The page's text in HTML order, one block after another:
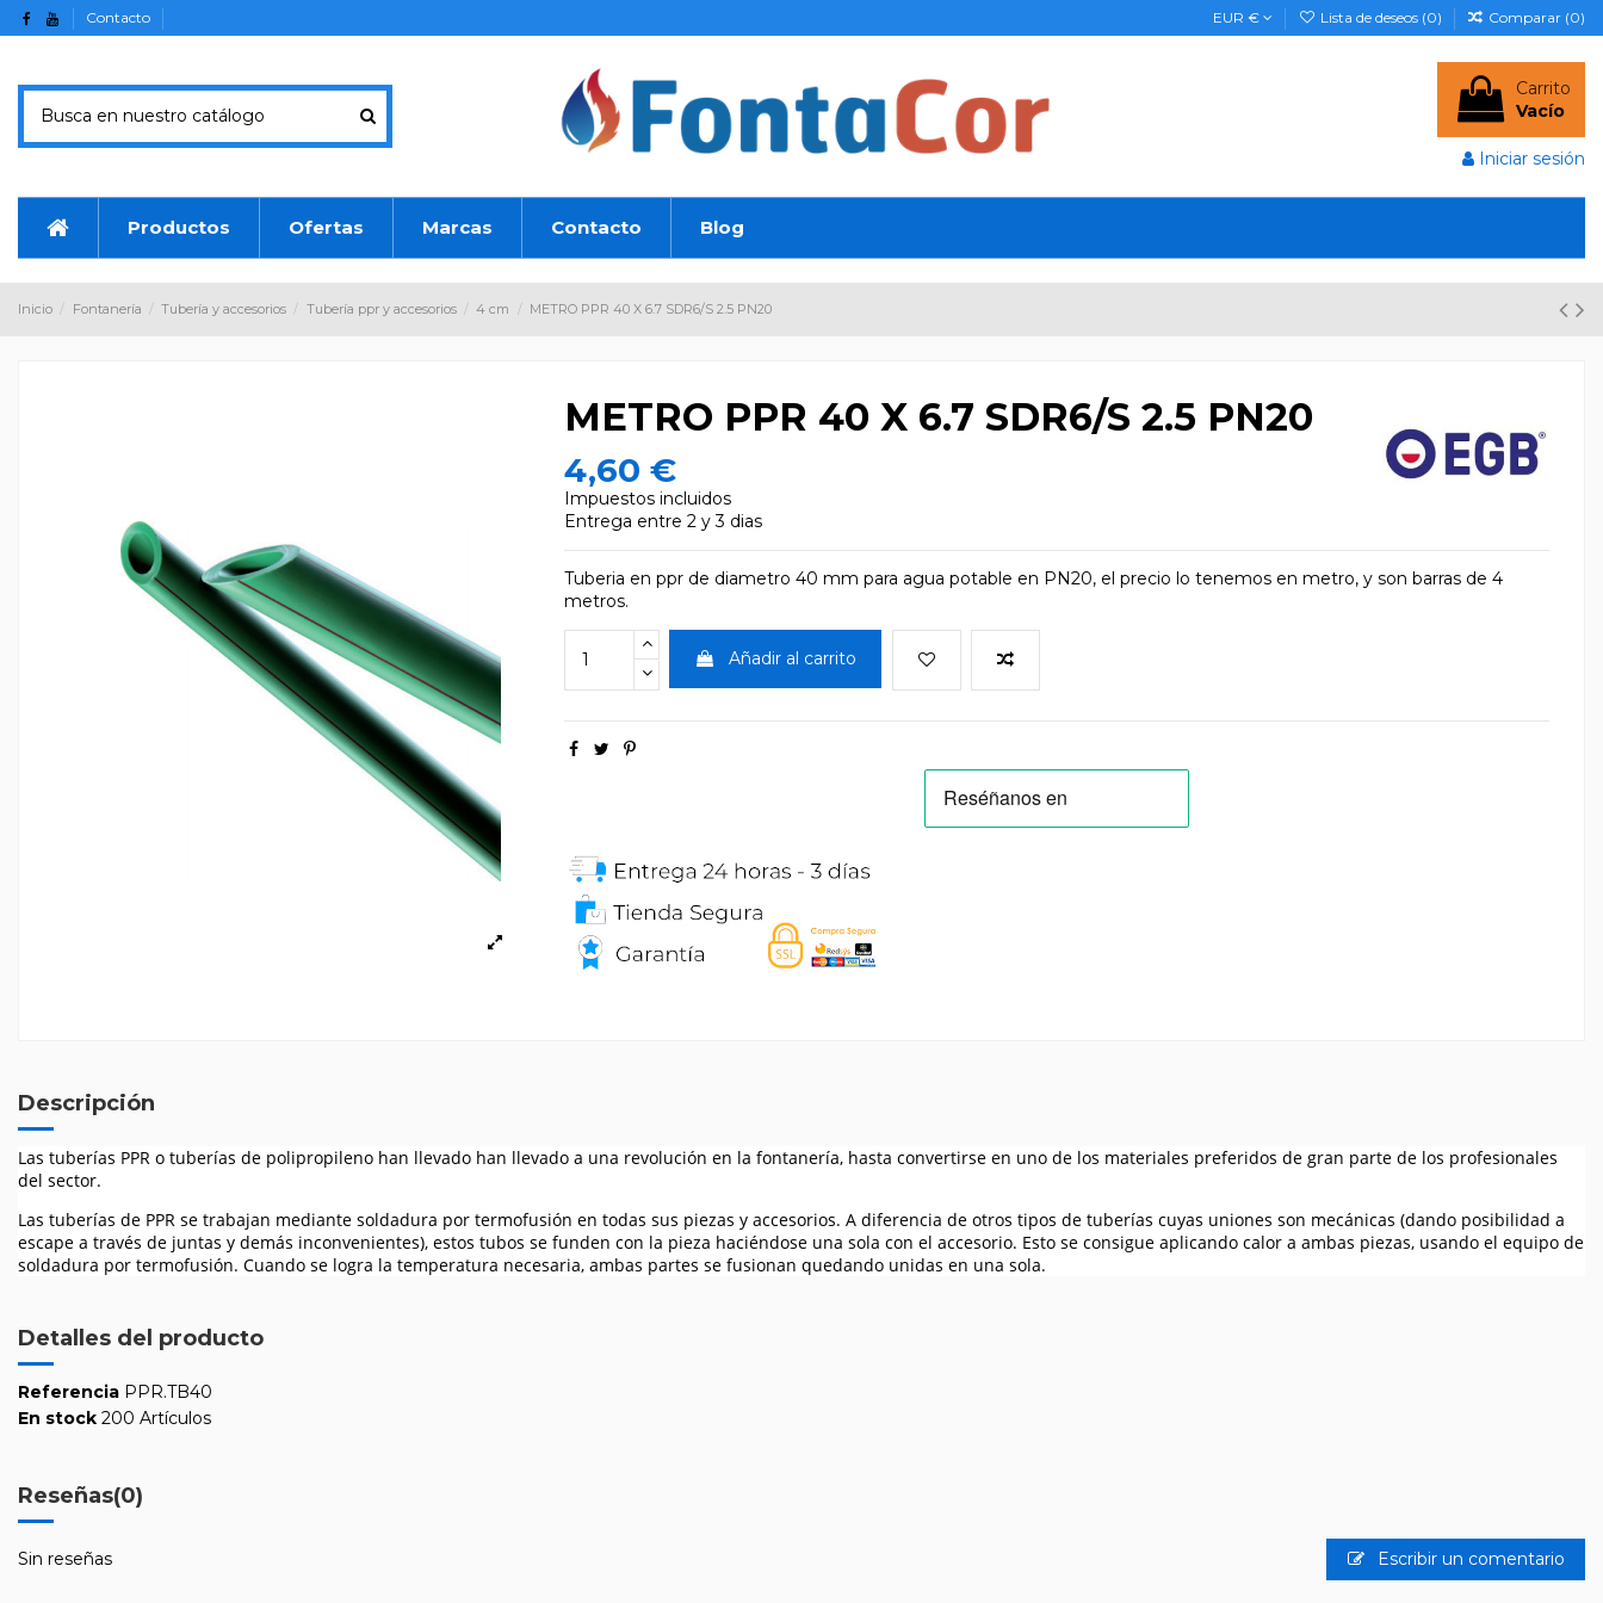
Contacto EUR € Lista de deseos (0) Comparar (0)
Carrito
Vacío
Iniciar sesión
Productos Ofertas Marcas Contacto Blog
Inicio Fontanería Tubería y accesorios Tubería ppr y accesorios 4 cm METRO PPR 40 X 6.7 SDR6/S 2.5 PN20
METRO PPR 40 X 6.7 SDR6/S 2.5 PN20
4,60 €
Impuestos incluidos
Entrega entre 2 y 3 dias
Tuberia en ppr de diametro 40 mm para agua potable en PN20, el precio lo tenemos en metro, y son barras de 4
metros.
Añadir al carrito
Descripción
Las tuberías PPR o tuberías de polipropileno han llevado han llevado a una revolución en la fontanería, hasta convertirse en uno de los materiales preferidos de gran parte de los profesionales
del sector.
Las tuberías de PPR se trabajan mediante soldadura por termofusión en todas sus piezas y accesorios. A diferencia de otros tipos de tuberías cuyas uniones son mecánicas (dando posibilidad a
escape a través de juntas y demás inconvenientes), estos tubos se funden con la pieza haciéndose una sola con el accesorio. Esto se consigue aplicando calor a ambas piezas, usando el equipo de
soldadura por termofusión. Cuando se logra la temperatura necesaria, ambas partes se fusionan quedando unidas en una sola.
Detalles del producto
Referencia PPR.TB40
En stock 200 Artículos
Reseñas(0)
Sin reseñas Escribir un comentario